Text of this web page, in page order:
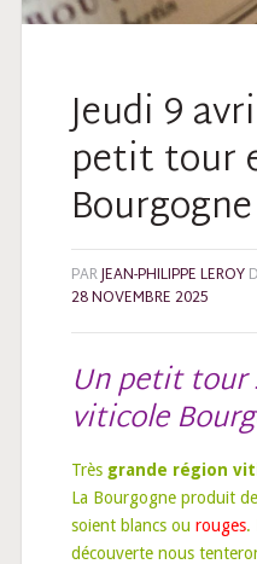
Jeudi 9
petit tour
Bourgogne
PARJEAN-PHILIPPE LEROY
28 NOVEMBRE 2025
Un petit tour
viticole
Très grande région
La Bourgogne produit
soient blancs ourouges.
découverte nous